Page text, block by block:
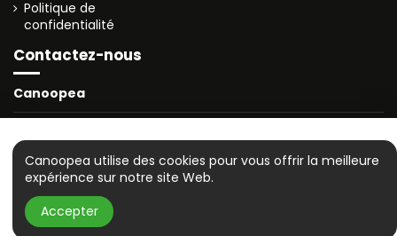
Derniers articles en stock 🚚 Livraison en 3 à 4 jours
Politique de
confidentialité
Contactez-nous
Canoopea
© 2025 canoopea.com
Canoopea utilise des cookies pour vous offrir la meilleure
expérience sur notre site Web.
Accepter